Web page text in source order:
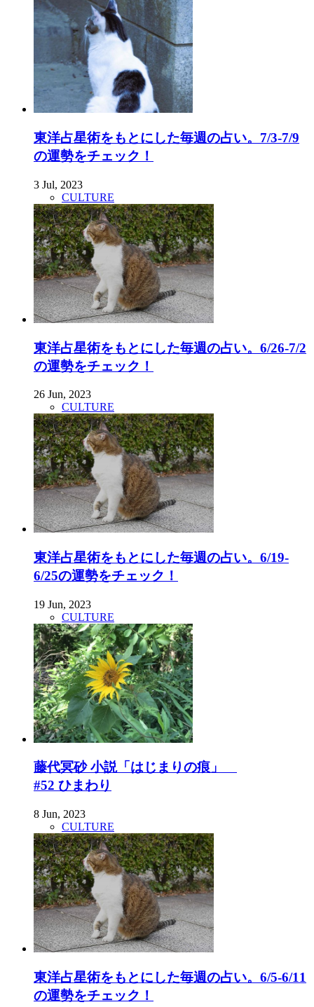
東洋占星術をもとにした毎週の占い。7/3-7/9
の運勢をチェック！
3 Jul, 2023
CULTURE
東洋占星術をもとにした毎週の占い。6/26-7/2
の運勢をチェック！
26 Jun, 2023
CULTURE
東洋占星術をもとにした毎週の占い。6/19-
6/25の運勢をチェック！
19 Jun, 2023
CULTURE
藤代冥砂 小説「はじまりの痕」
#52 ひまわり
8 Jun, 2023
CULTURE
東洋占星術をもとにした毎週の占い。6/5-6/11
の運勢をチェック！